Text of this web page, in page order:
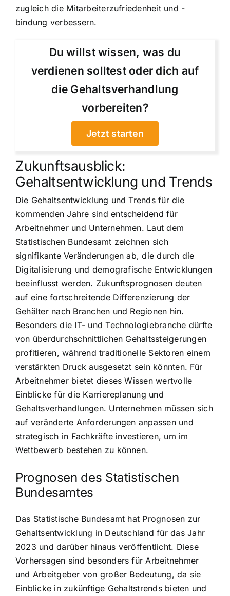
zugleich die Mitarbeiterzufriedenheit und -
bindung verbessern.
Du willst wissen, was du
verdienen solltest oder dich auf
die Gehaltsverhandlung
vorbereiten?
Jetzt starten
Zukunftsausblick:
Gehaltsentwicklung und Trends
Die Gehaltsentwicklung und Trends für die
kommenden Jahre sind entscheidend für
Arbeitnehmer und Unternehmen. Laut dem
Statistischen Bundesamt zeichnen sich
signifikante Veränderungen ab, die durch die
Digitalisierung und demografische Entwicklungen
beeinflusst werden. Zukunftsprognosen deuten
auf eine fortschreitende Differenzierung der
Gehälter nach Branchen und Regionen hin.
Besonders die IT- und Technologiebranche dürfte
von überdurchschnittlichen Gehaltssteigerungen
profitieren, während traditionelle Sektoren einem
verstärkten Druck ausgesetzt sein könnten. Für
Arbeitnehmer bietet dieses Wissen wertvolle
Einblicke für die Karriereplanung und
Gehaltsverhandlungen. Unternehmen müssen sich
auf veränderte Anforderungen anpassen und
strategisch in Fachkräfte investieren, um im
Wettbewerb bestehen zu können.
Prognosen des Statistischen
Bundesamtes
Das Statistische Bundesamt hat Prognosen zur
Gehaltsentwicklung in Deutschland für das Jahr
2023 und darüber hinaus veröffentlicht. Diese
Vorhersagen sind besonders für Arbeitnehmer
und Arbeitgeber von großer Bedeutung, da sie
Einblicke in zukünftige Gehaltstrends bieten und